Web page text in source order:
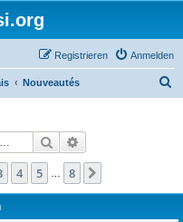
Anmelden
Registrieren
Nouveautés
Suche
4 5 8